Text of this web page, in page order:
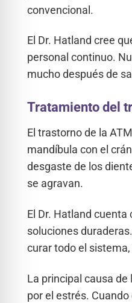
convencional.
El Dr. Hatland cree
personal continuo.
mucho después de
Tratamiento del
El trastorno de la
mandíbula con el
desgaste de los
se agravan.
El Dr. Hatland
soluciones duraderas.
curar todo el
La principal causa
por el estrés.